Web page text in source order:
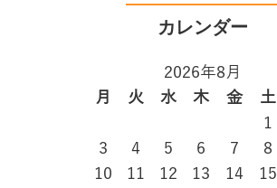
2026年8月
月
火 水 木 金 土
1
3
4 5 6 7 8
10
11 12 13 14 15